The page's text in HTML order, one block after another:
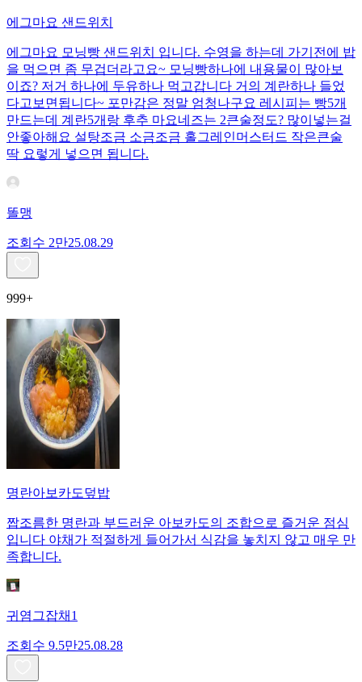
에그마요 샌드위치
에그마요 모닝빵 샌드위치 입니다. 수영을 하는데 가기전에 밥
을 먹으면 좀 무겁더라고요~ 모닝빵하나에 내용물이 많아보
이죠? 저거 하나에 두유하나 먹고갑니다 거의 계란하나 들었
다고보면됩니다~ 포만감은 정말 엄청나구요 레시피는 빵5개
만드는데 계란5개랑 후추 마요네즈는 2큰술정도? 많이넣는걸
안좋아해요 설탕조금 소금조금 홀그레인머스터드 작은큰술
딱 요렇게 넣으면 됩니다.
똘맹
조회수 2만25.08.29
999+
명란아보카도덮밥
짭조름한 명란과 부드러운 아보카도의 조합으로 즐거운 점심
입니다 야채가 적절하게 들어가서 식감을 놓치지 않고 매우 만
족합니다.
귀염그잡채1
조회수 9.5만25.08.28